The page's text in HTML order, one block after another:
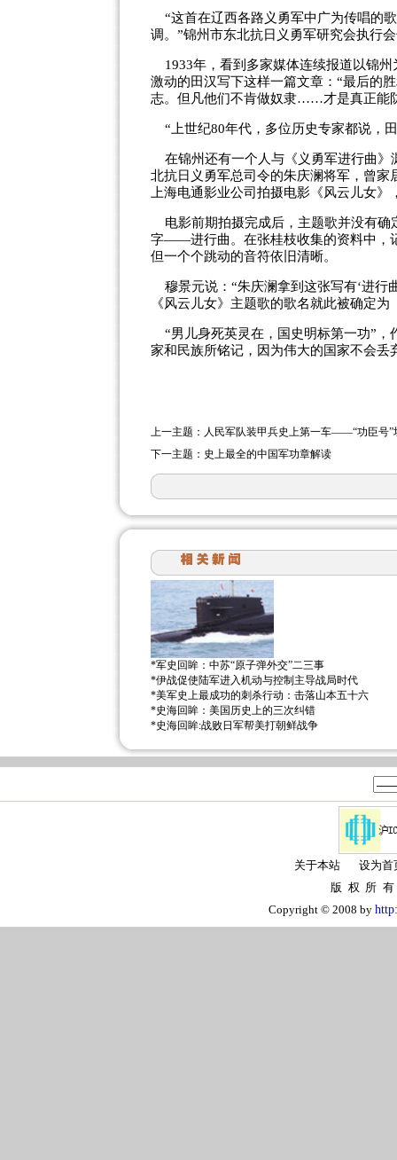
“这首在辽西各路义勇军中广为传唱的
调。”锦州市东北抗日义勇军研究会执行
1933年，看到多家媒体连续报道以锦州
激动的田汉写下这样一篇文章：“最后的
志。但凡他们不肯做奴隶……才是真正能
“上世纪80年代，多位历史专家都说，
在锦州还有一个人与《义勇军进行曲》
北抗日义勇军总司令的朱庆澜将军，曾
上海电通影业公司拍摄电影《风云儿女
电影前期拍摄完成后，主题歌并没有确
字——进行曲。在张桂枝收集的资料中，
但一个个跳动的音符依旧清晰。
穆景元说：“朱庆澜拿到这张写有‘进行
《风云儿女》主题歌的歌名就此被确定为
“男儿身死英灵在，国史明标第一功”，
家和民族所铭记，因为伟大的国家不会
上一主题： 人民军队装甲兵史上第一车——“功臣号”
下一主题： 史上最全的中国军功章解读
*军史回眸：中苏“原子弹外交”二三事
*伊战促使陆军进入机动与控制主导战局时代
*美军史上最成功的刺杀行动：击落山本五十六
*史海回眸：美国历史上的三次纠错
*史海回眸:战败日军帮美打朝鲜战争